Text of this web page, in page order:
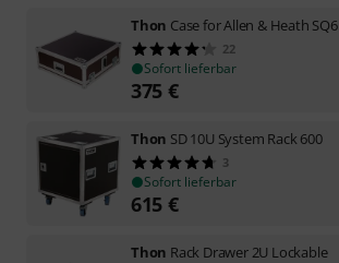
Thon Case for Allen & Heath SQ6
22
Sofort lieferbar
375 €
Thon SD 10U System Rack 600
3
Sofort lieferbar
615 €
Thon Rack Drawer 2U Lockable